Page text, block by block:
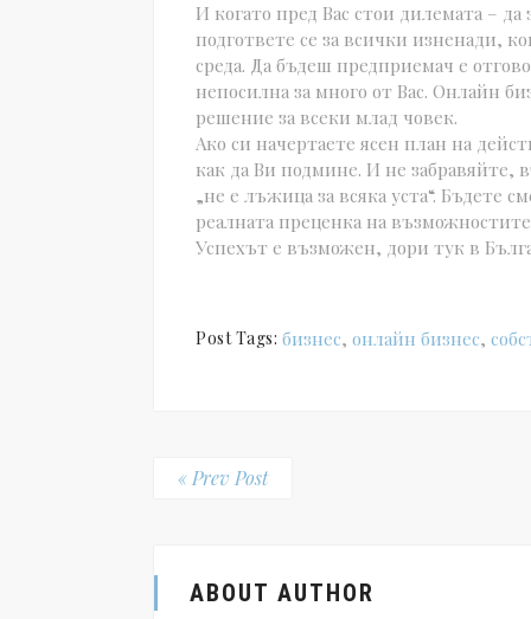
И когато пред Вас стои дилемата –
подгответе се за всички изненади,
среда. Да бъдеш предприемач е
непосилна за много от Вас. Онлайн
решение за всеки млад човек.
Ако си начертаете ясен план на
как да Ви подмине. И не забравяйте,
„не е лъжица за всяка уста“. Бъдете
реалната преценка на
Успехът е възможен, дори тук в
Post Tags: бизнес, онлайн бизнес,
« Prev Post
ABOUT AUTHOR